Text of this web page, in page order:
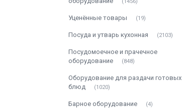
Уценённые товары 19
Посуда и утварь кухонная 2103
Посудомоечное и прачечное
оборудование
848
Оборудование для раздачи готовых
блюд
1020
Барное оборудование 4